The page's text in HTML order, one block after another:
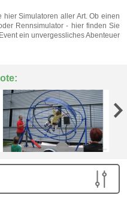
hier Simulatoren aller Art. Ob einen
Rennsimulator - hier finden Sie
ein unvergessliches Abenteuer